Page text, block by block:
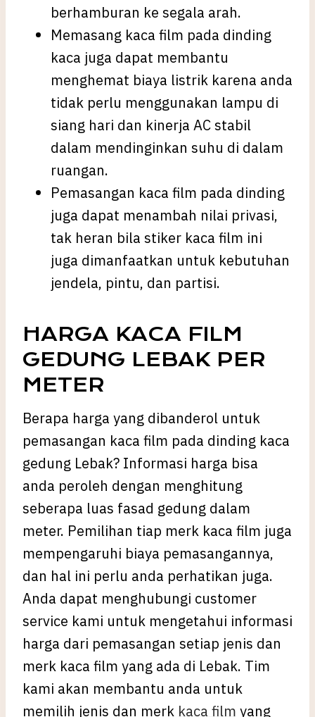
berhamburan ke segala arah.
Memasang kaca film pada dinding
kaca juga dapat membantu
menghemat biaya listrik karena anda
tidak perlu menggunakan lampu di
siang hari dan kinerja AC stabil
dalam mendinginkan suhu di dalam
ruangan.
Pemasangan kaca film pada dinding
juga dapat menambah nilai privasi,
tak heran bila stiker kaca film ini
juga dimanfaatkan untuk kebutuhan
jendela, pintu, dan partisi.
HARGA KACA FILM
GEDUNG LEBAK PER
METER
Berapa harga yang dibanderol untuk
pemasangan kaca film pada dinding kaca
gedung Lebak? Informasi harga bisa
anda peroleh dengan menghitung
seberapa luas fasad gedung dalam
meter. Pemilihan tiap merk kaca film juga
mempengaruhi biaya pemasangannya,
dan hal ini perlu anda perhatikan juga.
Anda dapat menghubungi customer
service kami untuk mengetahui informasi
harga dari pemasangan setiap jenis dan
merk kaca film yang ada di Lebak. Tim
kami akan membantu anda untuk
memilih jenis dan merk kaca film yang